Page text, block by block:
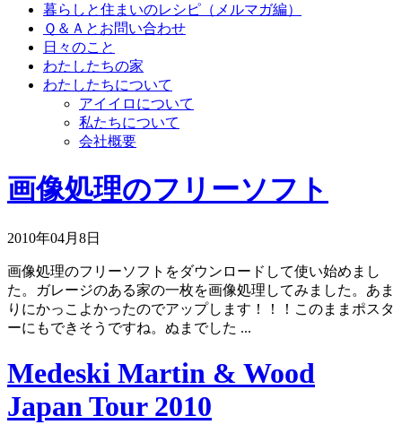
暮らしと住まいのレシピ（メルマガ編）
Ｑ＆Ａとお問い合わせ
日々のこと
わたしたちの家
わたしたちについて
アイイロについて
私たちについて
会社概要
画像処理のフリーソフト
2010年04月8日
画像処理のフリーソフトをダウンロードして使い始めまし
た。ガレージのある家の一枚を画像処理してみました。あま
りにかっこよかったのでアップします！！！このままポスタ
ーにもできそうですね。ぬまでした ...
Medeski Martin & Wood
Japan Tour 2010